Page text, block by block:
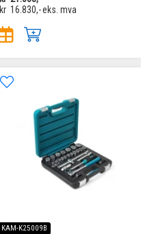
kr 16.830,-eks. mva
KAM-K25009B